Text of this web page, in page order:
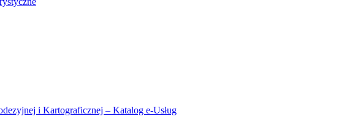
i Kartograficznej – Katalog e-Usług